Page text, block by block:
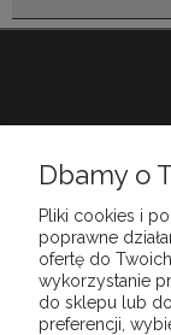
Dbamy o
Pliki cookies i
poprawne
ofertę do
wykorzystanie
do sklepu lub
preferencji,